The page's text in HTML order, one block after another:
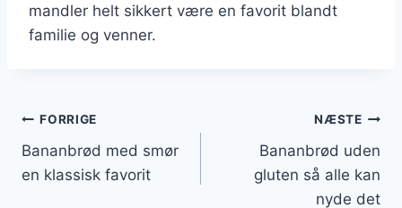
mandler helt sikkert være en favorit blandt
familie og venner.
Indlægsnavigation
FORRIGE
Bananbrød med smør
en klassisk favorit
NÆSTE
Bananbrød uden
gluten så alle kan
nyde det